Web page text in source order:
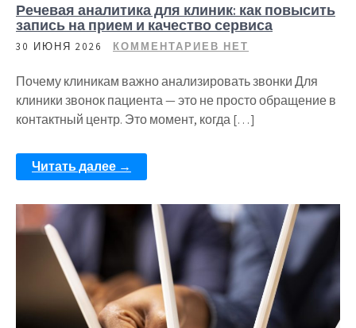
Речевая аналитика для клиник: как повысить
запись на прием и качество сервиса
30 ИЮНЯ 2026 КОММЕНТАРИЕВ НЕТ
Почему клиникам важно анализировать звонки Для
клиники звонок пациента — это не просто обращение в
контактный центр. Это момент, когда […]
Читать далее →